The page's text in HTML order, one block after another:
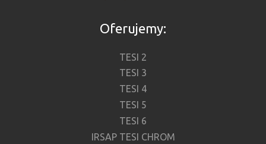
Oferujemy:
TESI 2
TESI 3
TESI 4
TESI 5
TESI 6
IRSAP TESI CHROM